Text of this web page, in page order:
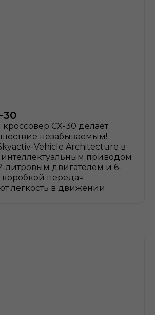
30
CX-30 делает
незабываемым!
Vehicle Architecture в
интеллектуальным приводом
литровым двигателем и 6-
коробкой передач
легкость в движении.